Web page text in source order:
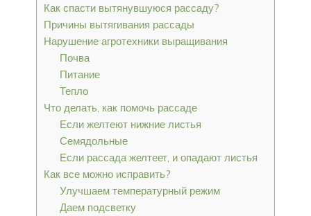
Как спасти вытянувшуюся рассаду?
Причины вытягивания рассады
Нарушение агротехники выращивания
Почва
Питание
Тепло
Что делать, как помочь рассаде
Если желтеют нижние листья
Семядольные
Если рассада желтеет, и опадают листья
Как все можно исправить?
Улучшаем температурный режим
Даем подсветку